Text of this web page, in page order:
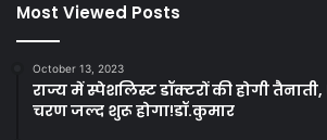
Most Viewed Posts
October 13, 2023
राज्य में स्पेशलिस्ट डॉक्टरों की होगी
चरण जल्द शुरू होगा!डॉ.कुमार